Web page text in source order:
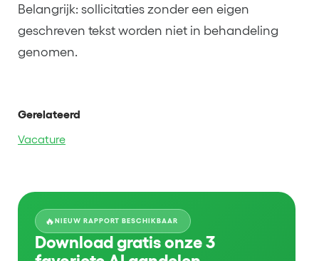
Belangrijk: sollicitaties zonder een eigen
geschreven tekst worden niet in behandeling
genomen.
Gerelateerd
Vacature
🔥NIEUW RAPPORT BESCHIKBAAR
Download gratis onze 3